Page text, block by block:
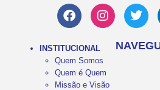
INSTITUCIONAL
Quem Somos
Quem é Quem
Missão e Visão